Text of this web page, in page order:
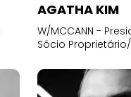
AGATHA KIM
W/MCCANN -
Sócio